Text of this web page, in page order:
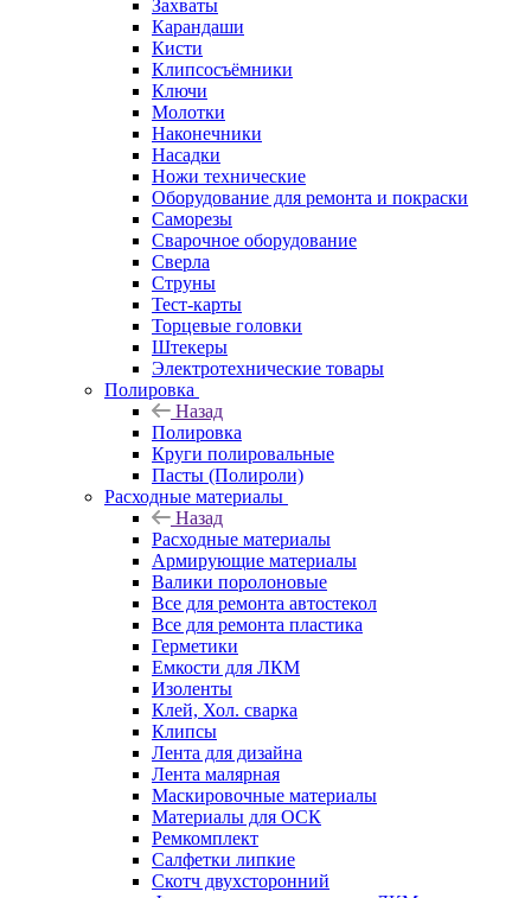
Захваты
Карандаши
Кисти
Клипсосъёмники
Ключи
Молотки
Наконечники
Насадки
Ножи технические
Оборудование для ремонта и покраски
Саморезы
Сварочное оборудование
Сверла
Струны
Тест-карты
Торцевые головки
Штекеры
Электротехнические товары
Полировка
Назад
Полировка
Круги полировальные
Пасты (Полироли)
Расходные материалы
Назад
Расходные материалы
Армирующие материалы
Валики поролоновые
Все для ремонта автостекол
Все для ремонта пластика
Герметики
Емкости для ЛКМ
Изоленты
Клей, Хол. сварка
Клипсы
Лента для дизайна
Лента малярная
Маскировочные материалы
Материалы для ОСК
Ремкомплект
Салфетки липкие
Скотч двухсторонний